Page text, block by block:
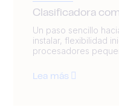
Clasificadora
Un paso sencillo
instalar, flexibilidad
procesadores
Lea más